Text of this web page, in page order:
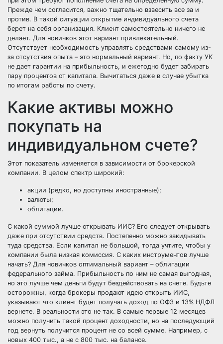
Прежде чем согласится, важно тщательно взвесить все за и
против. В такой ситуации открытие индивидуального счета
берет на себя организация. Клиент самостоятельно ничего не
делает. Для новичков этот вариант привлекательный.
Отсутствует необходимость управлять средствами самому из-
за отсутствия опыта – это нормальный вариант. Но, по факту УК
не дает гарантии на прибыльность, и ежегодно будет забирать
пару процентов от капитала. Вычитаться даже в случае убытка
по итогам работы по счету.
Какие активы можно
покупать на
индивидуальном счете?
Этот показатель изменяется в зависимости от брокерской
компании. В целом спектр широкий:
акции (редко, но доступны иностранные);
валюты;
облигации.
С какой суммой лучше открывать ИИС? Его следует открывать
даже при отсутствии средств. Постепенно можно закидывать
туда средства. Если капитал не большой, тогда учтите, чтобы у
компании была низкая комиссия. С каких инструментов лучше
начать? Для новичков оптимальный вариант – облигации
федерального займа. Прибыльность по ним не самая выгодная,
но это лучше чем деньги будут бездействовать на счете. Будьте
осторожны, когда брокеры продают идею открыть ИИС,
указывают что клиент будет получать доход по ОФЗ и 13% НДФЛ
вернете. В реальности это не так. В самые первые 12 месяцев
можно получить такой процент доходности, но на последующий
год вернуть получится процент не со всей сумме. Например, с
новых 400 тыс., а не с 800 тыс. на балансе.